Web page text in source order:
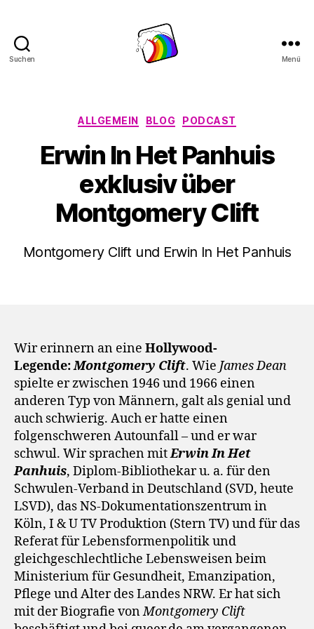
Suchen Menü
Kategorien
ALLGEMEIN BLOG PODCAST
Erwin In Het Panhuis
exklusiv über
Montgomery Clift
Montgomery Clift und Erwin In Het Panhuis
Wir erinnern an eine Hollywood-
Legende:Montgomery Clift. Wie James Dean
spielte er zwischen 1946 und 1966 einen
anderen Typ von Männern, galt als genial und
auch schwierig. Auch er hatte einen
folgenschweren Autounfall – und er war
schwul. Wir sprachen mitErwin In Het
Panhuis, Diplom-Bibliothekar u. a. für den
Schwulen-Verband in Deutschland (SVD, heute
LSVD), das NS-Dokumentationszentrum in
Köln, I & U TV Produktion (Stern TV) und für das
Referat für Lebensformenpolitik und
gleichgeschlechtliche Lebensweisen beim
Ministerium für Gesundheit, Emanzipation,
Pflege und Alter des Landes NRW. Er hat sich
mit der Biografie vonMontgomery Clift